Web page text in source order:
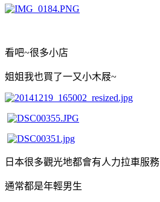
看吧~很多小店
姐姐我也買了一又小木屐~
日本很多觀光地都會有人力拉車服務
通常都是年輕男生